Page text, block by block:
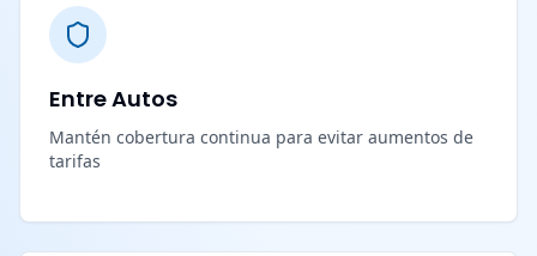
Entre Autos
Mantén cobertura continua para evitar aumentos de
tarifas